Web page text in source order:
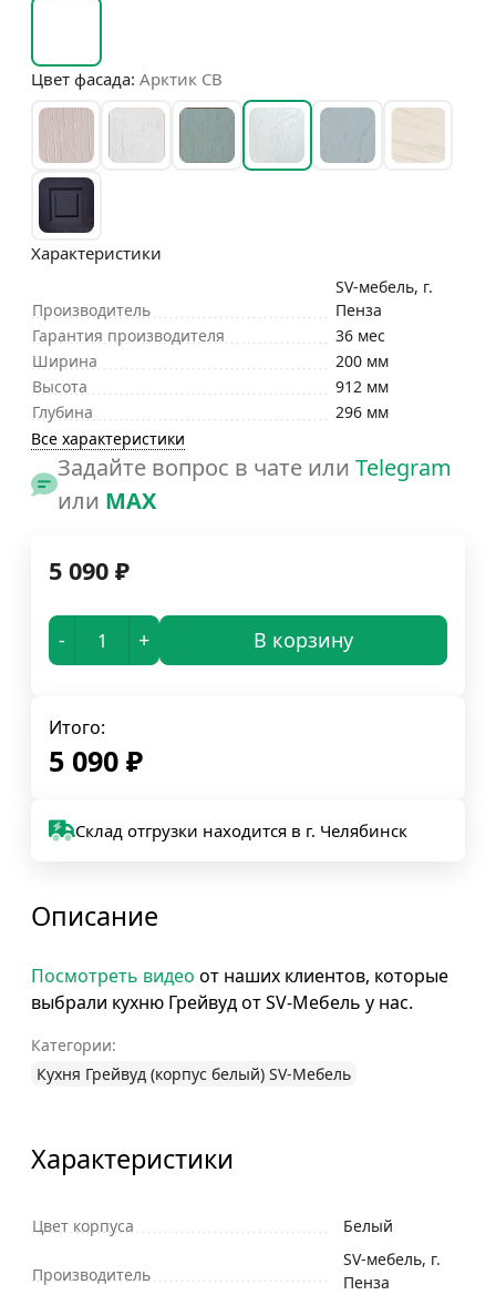
Цвет фасада: Арктик СВ
Характеристики
Производитель
SV-мебель, г.
Пенза
Гарантия производителя
36 мес
Ширина
200 мм
Высота
912 мм
Глубина
296 мм
Все характеристики
Задайте вопрос в чате или Telegram
или MAX
5 090 ₽
- + В корзину
Итого:
5 090 ₽
Склад отгрузки находится в г. Челябинск
Описание
Посмотреть видео от наших клиентов, которые
выбрали кухню Грейвуд от SV-Мебель у нас.
Категории:
Кухня Грейвуд (корпус белый) SV-Мебель
Характеристики
Цвет корпуса Белый
Производитель
SV-мебель, г.
Пенза